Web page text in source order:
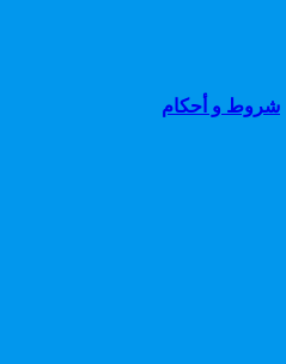
شروط و أحكام